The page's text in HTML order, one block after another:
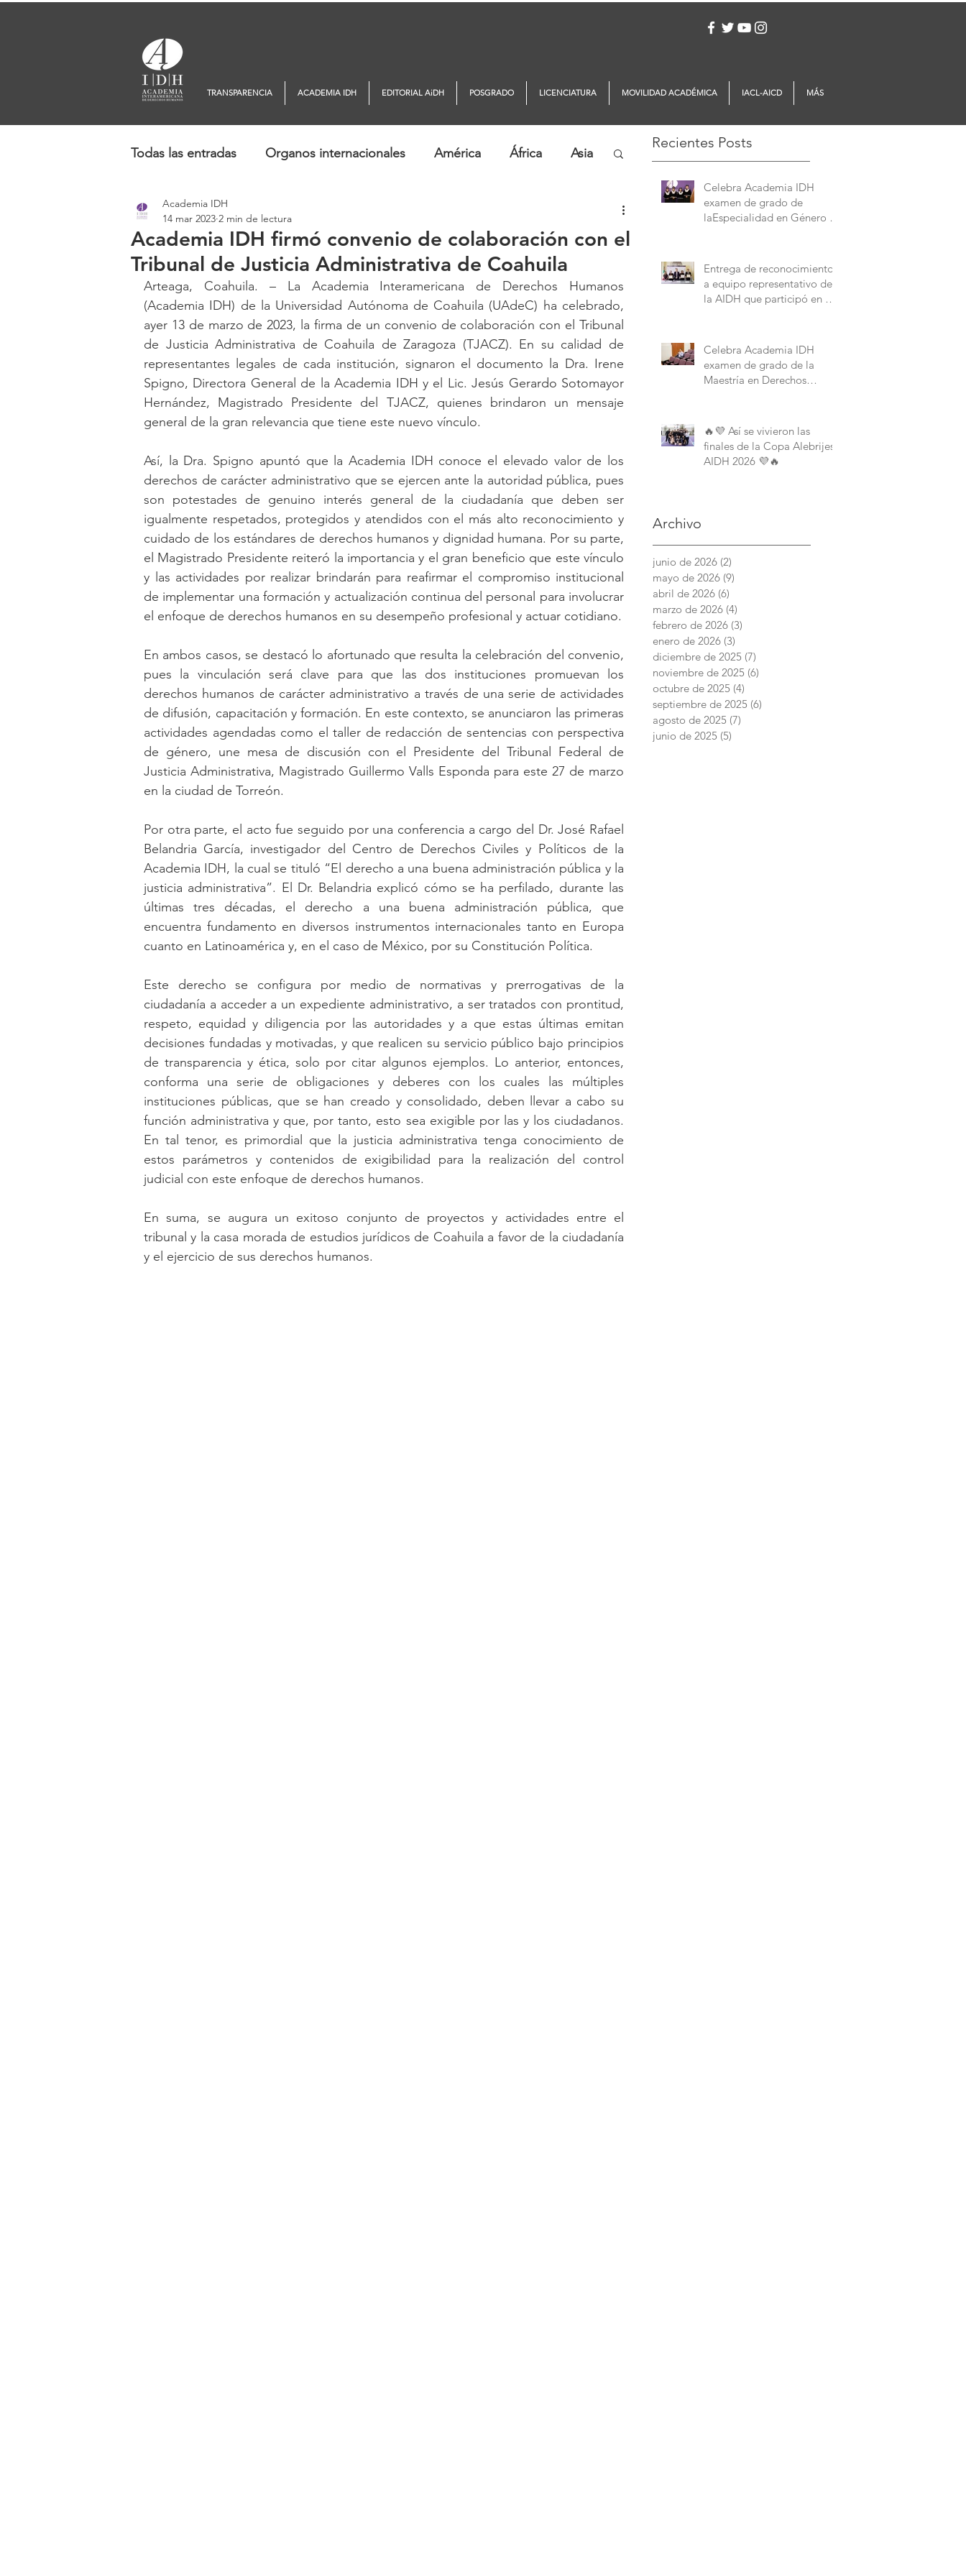
Todas las entradas Organos internacionales América África Asia
Europa Oceanía
Academia IDH firmó convenio de colaboración con el
Tribunal de Justicia Administrativa de Coahuila
Academia IDH
14 mar 2023 2 min de lectura
Arteaga, Coahuila. – La Academia Interamericana de Derechos Humanos
(Academia IDH) de la Universidad Autónoma de Coahuila (UAdeC) ha celebrado,
ayer 13 de marzo de 2023, la firma de un convenio de colaboración con el Tribunal
de Justicia Administrativa de Coahuila de Zaragoza (TJACZ). En su calidad de
representantes legales de cada institución, signaron el documento la Dra. Irene
Spigno, Directora General de la Academia IDH y el Lic. Jesús Gerardo Sotomayor
Hernández, Magistrado Presidente del TJACZ, quienes brindaron un mensaje
general de la gran relevancia que tiene este nuevo vínculo.
Así, la Dra. Spigno apuntó que la Academia IDH conoce el elevado valor de los
derechos de carácter administrativo que se ejercen ante la autoridad pública, pues
son potestades de genuino interés general de la ciudadanía que deben ser
igualmente respetados, protegidos y atendidos con el más alto reconocimiento y
cuidado de los estándares de derechos humanos y dignidad humana. Por su parte,
el Magistrado Presidente reiteró la importancia y el gran beneficio que este vínculo
y las actividades por realizar brindarán para reafirmar el compromiso institucional
de implementar una formación y actualización continua del personal para involucrar
el enfoque de derechos humanos en su desempeño profesional y actuar cotidiano.
En ambos casos, se destacó lo afortunado que resulta la celebración del convenio,
pues la vinculación será clave para que las dos instituciones promuevan los
derechos humanos de carácter administrativo a través de una serie de actividades
de difusión, capacitación y formación. En este contexto, se anunciaron las primeras
actividades agendadas como el taller de redacción de sentencias con perspectiva
de género, une mesa de discusión con el Presidente del Tribunal Federal de
Justicia Administrativa, Magistrado Guillermo Valls Esponda para este 27 de marzo
en la ciudad de Torreón.
Por otra parte, el acto fue seguido por una conferencia a cargo del Dr. José Rafael
Belandria García, investigador del Centro de Derechos Civiles y Políticos de la
Academia IDH, la cual se tituló “El derecho a una buena administración pública y la
justicia administrativa”. El Dr. Belandria explicó cómo se ha perfilado, durante las
últimas tres décadas, el derecho a una buena administración pública, que
encuentra fundamento en diversos instrumentos internacionales tanto en Europa
cuanto en Latinoamérica y, en el caso de México, por su Constitución Política.
Este derecho se configura por medio de normativas y prerrogativas de la
ciudadanía a acceder a un expediente administrativo, a ser tratados con prontitud,
respeto, equidad y diligencia por las autoridades y a que estas últimas emitan
decisiones fundadas y motivadas, y que realicen su servicio público bajo principios
de transparencia y ética, solo por citar algunos ejemplos. Lo anterior, entonces,
conforma una serie de obligaciones y deberes con los cuales las múltiples
instituciones públicas, que se han creado y consolidado, deben llevar a cabo su
función administrativa y que, por tanto, esto sea exigible por las y los ciudadanos.
En tal tenor, es primordial que la justicia administrativa tenga conocimiento de
estos parámetros y contenidos de exigibilidad para la realización del control
judicial con este enfoque de derechos humanos.
En suma, se augura un exitoso conjunto de proyectos y actividades entre el
tribunal y la casa morada de estudios jurídicos de Coahuila a favor de la ciudadanía
y el ejercicio de sus derechos humanos.
Recientes Posts
Celebra Academia IDH
examen de grado de
laEspecialidad en Género y
Entrega de reconocimientos
a equipo representativo de
la AIDH que participó en el
American University.
Celebra Academia IDH
examen de grado de la
Maestría en Derechos
🔥💜 Así se vivieron las
finales de la Copa Alebrijes
AIDH 2026 💜🔥
Archivo
junio de 2026 (2)
mayo de 2026 (9)
abril de 2026 (6)
marzo de 2026 (4)
febrero de 2026 (3)
enero de 2026 (3)
diciembre de 2025 (7)
noviembre de 2025 (6)
octubre de 2025 (4)
septiembre de 2025 (6)
agosto de 2025 (7)
junio de 2025 (5)
TRANSPARENCIA ACADEMIA IDH EDITORIAL AiDH POSGRADO LICENCIATURA MOVILIDAD ACADÉMICA IACL-AICD MÁS